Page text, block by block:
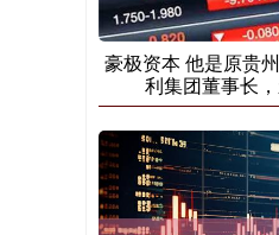
豪极资本 他是原贵
利集团董事长